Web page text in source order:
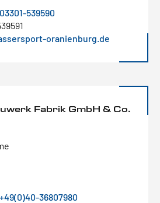
03301-539590
oranienburg.de
Fabrik GmbH & Co.
+49(0)40-36807980